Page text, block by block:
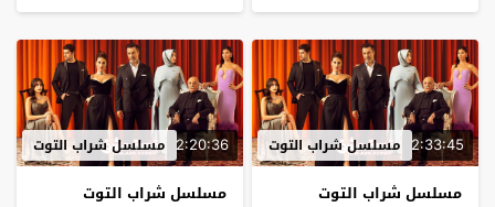
2:33:45 مسلسل شراب التوت
مسلسل شراب التوت
2:20:36 مسلسل شراب التوت
مسلسل شراب التوت